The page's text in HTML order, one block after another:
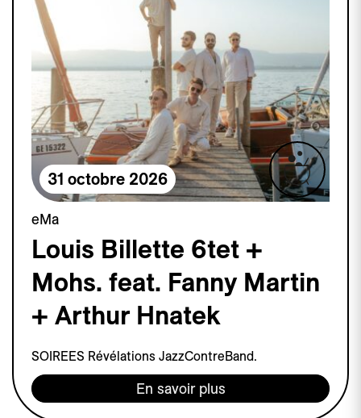
31 octobre 2026
eMa
Louis Billette 6tet +
Mohs. feat. Fanny Martin
+ Arthur Hnatek
SOIREES Révélations JazzContreBand.
En savoir plus